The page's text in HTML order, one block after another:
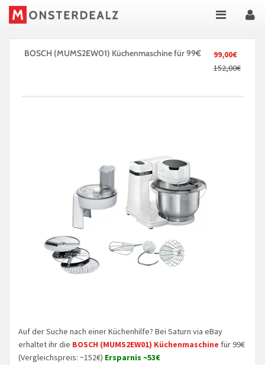
99,00€
152,00€
BOSCH (MUMS2EW01) Küchenmaschine für 99€
Auf der Suche nach einer Küchenhilfe? Bei Saturn via eBay
erhaltet ihr die BOSCH (MUMS2EW01) Küchenmaschine für 99€
(Vergleichspreis: ~152€) Ersparnis ~53€